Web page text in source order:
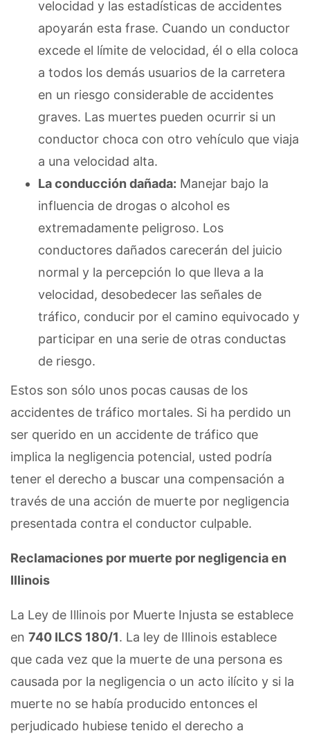
velocidad y las estadísticas de accidentes
apoyarán esta frase. Cuando un conductor
excede el límite de velocidad, él o ella coloca
a todos los demás usuarios de la carretera
en un riesgo considerable de accidentes
graves. Las muertes pueden ocurrir si un
conductor choca con otro vehículo que viaja
a una velocidad alta.
La conducción dañada: Manejar bajo la
influencia de drogas o alcohol es
extremadamente peligroso. Los
conductores dañados carecerán del juicio
normal y la percepción lo que lleva a la
velocidad, desobedecer las señales de
tráfico, conducir por el camino equivocado y
participar en una serie de otras conductas
de riesgo.
Estos son sólo unos pocas causas de los
accidentes de tráfico mortales. Si ha perdido un
ser querido en un accidente de tráfico que
implica la negligencia potencial, usted podría
tener el derecho a buscar una compensación a
través de una acción de muerte por negligencia
presentada contra el conductor culpable.
Reclamaciones por muerte por negligencia en
Illinois
La Ley de Illinois por Muerte Injusta se establece
en 740 ILCS 180/1. La ley de Illinois establece
que cada vez que la muerte de una persona es
causada por la negligencia o un acto ilícito y si la
muerte no se había producido entonces el
perjudicado hubiese tenido el derecho a